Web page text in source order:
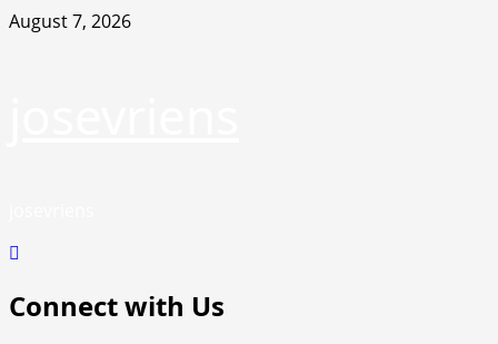
Skip
August 7, 2026
Connect with Us